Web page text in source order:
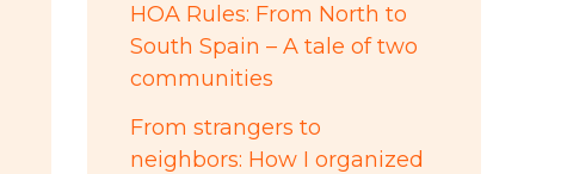
HOA Rules: From North to
South Spain – A tale of two
communities
From strangers to
neighbors: How I organized